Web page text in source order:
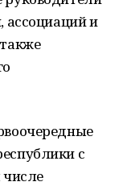
ассоциаций и
с